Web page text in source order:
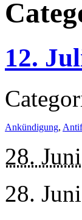
12.
Ankündigung,
28.
28.